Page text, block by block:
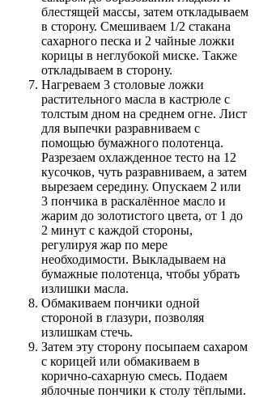
блестящей массы, затем откладываем
в сторону. Смешиваем 1/2 стакана
сахарного песка и 2 чайные ложки
корицы в неглубокой миске. Также
откладываем в сторону.
Нагреваем 3 столовые ложки
растительного масла в кастрюле с
толстым дном на среднем огне. Лист
для выпечки разравниваем с
помощью бумажного полотенца.
Разрезаем охлажденное тесто на 12
кусочков, чуть разравниваем, а затем
вырезаем середину. Опускаем 2 или
3 пончика в раскалённое масло и
жарим до золотистого цвета, от 1 до
2 минут с каждой стороны,
регулируя жар по мере
необходимости. Выкладываем на
бумажные полотенца, чтобы убрать
излишки масла.
Обмакиваем пончики одной
стороной в глазури, позволяя
излишкам стечь.
Затем эту сторону посыпаем сахаром
с корицей или обмакиваем в
корично-сахарную смесь. Подаем
яблочные пончики к столу тёплыми.